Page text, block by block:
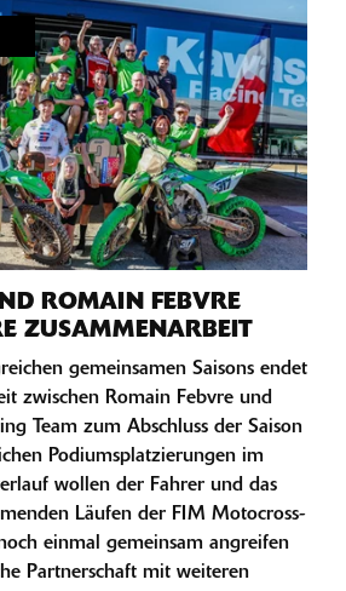
ROMAIN FEBVRE
ZUSAMMENARBEIT
gemeinsamen Saisons endet
zwischen Romain Febvre und
Team zum Abschluss der Saison
Podiumsplatzierungen im
wollen der Fahrer und das
Läufen der FIM Motocross-
einmal gemeinsam angreifen
Partnerschaft mit weiteren